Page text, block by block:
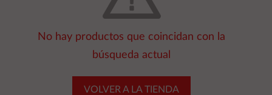
No hay productos que coincidan con la
búsqueda actual
VOLVER A LA TIENDA